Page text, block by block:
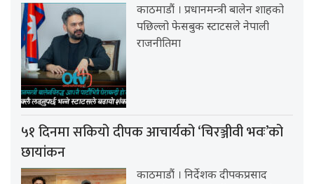
काठमाडौं । प्रधानमन्त्री बालेन शाहको
पछिल्लो फेसबुक स्टाटसले नेपाली
राजनीतिमा
५१ दिनमा सकियो दीपक आचार्यको ‘चिरञ्जीवी भवः’को
छायांकन
काठमाडौं । निर्देशक दीपकप्रसाद